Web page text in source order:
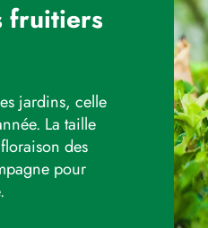
fruitiers
jardins, celle
La taille
des
pour